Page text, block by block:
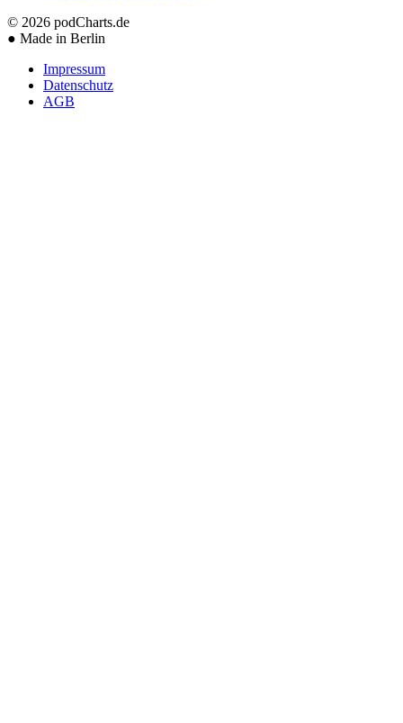
© 2026 podCharts.de
● Made in Berlin
Impressum
Datenschutz
AGB